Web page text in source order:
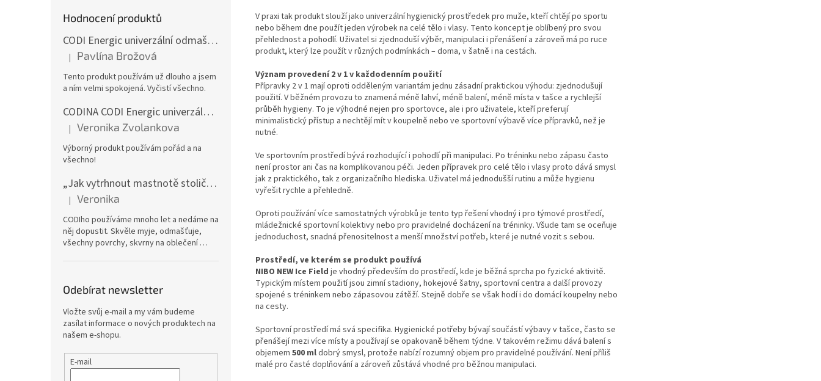
Hodnocení produktů
CODI Energic univerzální odmašťovač s rozprašovačem, 750 ml Sleva a výhody při nákupu na e-shopu
Hodnocení produktu je 5 z 5 hvězdiček.
| Pavlína Brožová
Tento produkt používám už dlouho a jsem
a ním velmi spokojená. Vyčistí všechno.
CODINA CODI Energic univerzální odmašťovač, 5l kanystr Sleva a výhody při nákupu na e-shopu
Hodnocení produktu je 5 z 5 hvězdiček.
| Veronika Zvolankova
Výborný produkt používám pořád a na
všechno!
„Jak vytrhnout mastnotě stoličku“ – CODI Energic univerzální odmašťovač 750 ml (náplň), karton 12 ks | dlouhodobá zásoba
Hodnocení produktu je 5 z 5 hvězdiček.
| Veronika
CODIho používáme mnoho let a nedáme na
něj dopustit. Skvěle myje, odmašťuje,
všechny povrchy, skvrny na oblečení …
Odebírat newsletter
Vložte svůj e-mail a my vám budeme
zasílat informace o nových produktech na
našem e-shopu.
E-mail
V praxi tak produkt slouží jako univerzální hygienický prostředek pro muže, kteří chtějí po sportu
nebo během dne použít jeden výrobek na celé tělo i vlasy. Tento koncept je oblíbený pro svou
přehlednost a pohodlí. Uživatel si zjednoduší výběr, manipulaci i přenášení a zároveň má po ruce
produkt, který lze použít v různých podmínkách – doma, v šatně i na cestách.
Význam provedení 2 v 1 v každodenním použití
Přípravky 2 v 1 mají oproti odděleným variantám jednu zásadní praktickou výhodu: zjednodušují
použití. V běžném provozu to znamená méně lahví, méně balení, méně místa v tašce a rychlejší
průběh hygieny. To je výhodné nejen pro sportovce, ale i pro uživatele, kteří preferují
minimalistický přístup a nechtějí mít v koupelně nebo ve sportovní výbavě více přípravků, než je
nutné.
Ve sportovním prostředí bývá rozhodující i pohodlí při manipulaci. Po tréninku nebo zápasu často
není prostor ani čas na komplikovanou péči. Jeden přípravek pro celé tělo i vlasy proto dává smysl
jak z praktického, tak z organizačního hlediska. Uživatel má jednodušší rutinu a může hygienu
vyřešit rychle a přehledně.
Oproti používání více samostatných výrobků je tento typ řešení vhodný i pro týmové prostředí,
mládežnické sportovní kolektivy nebo pro pravidelné docházení na tréninky. Všude tam se oceňuje
jednoduchost, snadná přenositelnost a menší množství potřeb, které je nutné vozit s sebou.
Prostředí, ve kterém se produkt používá
NIBO NEW Ice Field je vhodný především do prostředí, kde je běžná sprcha po fyzické aktivitě.
Typickým místem použití jsou zimní stadiony, hokejové šatny, sportovní centra a další provozy
spojené s tréninkem nebo zápasovou zátěží. Stejně dobře se však hodí i do domácí koupelny nebo
na cesty.
Sportovní prostředí má svá specifika. Hygienické potřeby bývají součástí výbavy v tašce, často se
přenášejí mezi více místy a používají se opakovaně během týdne. V takovém režimu dává balení s
objemem 500 mldobrý smysl, protože nabízí rozumný objem pro pravidelné používání. Není příliš
malé pro časté doplňování a zároveň zůstává vhodné pro běžnou manipulaci.